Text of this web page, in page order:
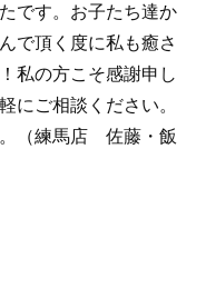
です。お子たち達か
で頂く度に私も癒さ
私の方こそ感謝申し
にご相談ください。
（練馬店 佐藤・飯